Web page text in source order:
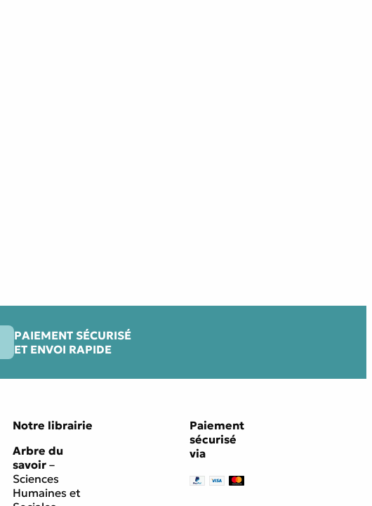
PAIEMENT SÉCURISÉ
ET ENVOI RAPIDE
Notre librairie
Arbre du
savoir –
Sciences
Humaines et
Paiement
sécurisé
via